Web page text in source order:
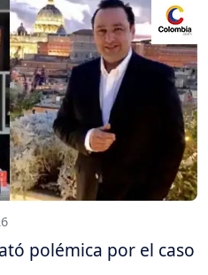
polémica por el caso